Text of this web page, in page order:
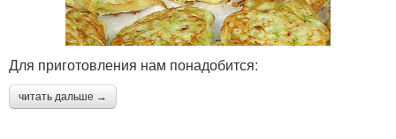
Для приготовления нам понадобится:
читать дальше →